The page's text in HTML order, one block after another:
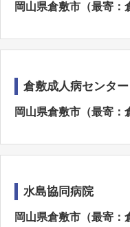
岡山県倉敷市（最寄：
倉敷成人病センター
岡山県倉敷市（最寄：
水島協同病院
岡山県倉敷市（最寄：